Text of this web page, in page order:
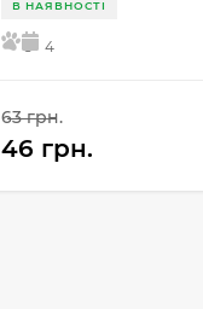
В НАЯВНОСТІ
5 4
63 грн.
46 грн.